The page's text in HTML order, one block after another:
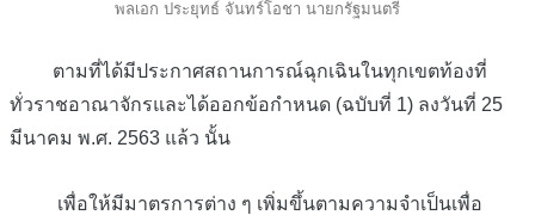
พลเอก ประยุทธ์ จันทร์โอชา นายกรัฐมนตรี
ตามที่ได้มีประกาศสถานการณ์ฉุกเฉินในทุกเขตท้องที่
ทั่วราชอาณาจักรและได้ออกข้อกำหนด (ฉบับที่ 1) ลงวันที่ 25
มีนาคม พ.ศ. 2563 แล้ว นั้น
เพื่อให้มีมาตรการต่าง ๆ เพิ่มขึ้นตามความจำเป็นเพื่อ